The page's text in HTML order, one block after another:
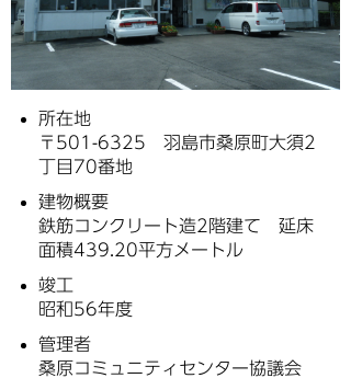
所在地
〒501-6325 羽島市桑原町大須2
丁目70番地
建物概要
鉄筋コンクリート造2階建て 延床
面積439.20平方メートル
竣工
昭和56年度
管理者
桑原コミュニティセンター協議会